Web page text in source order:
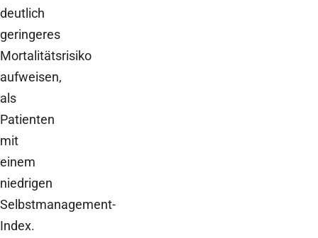
deutlich
geringeres
Mortalitätsrisiko
aufweisen,
als
Patienten
mit
einem
niedrigen
Selbstmanagement-
Index.